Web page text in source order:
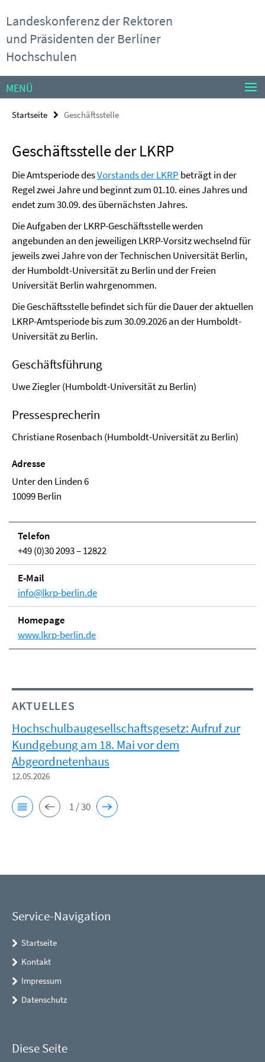
direkt
zu
Inhalt
Landeskonferenz der Rektoren
und Präsidenten der Berliner
Hochschulen
Service-
Navigation
MENÜ
Startseite Geschäftsstelle
Geschäftsstelle der LKRP
Die Amtsperiode desVorstands der LKRP beträgt in der
Regel zwei Jahre und beginnt zum 01.10. eines Jahres und
endet zum 30.09. des übernächsten Jahres.
Die Aufgaben der LKRP-Geschäftsstelle werden
angebunden an den jeweiligen LKRP-Vorsitz wechselnd für
jeweils zwei Jahre von der Technischen Universität Berlin,
der Humboldt-Universität zu Berlin und der Freien
Universität Berlin wahrgenommen.
Die Geschäftsstelle befindet sich für die Dauer der aktuellen
LKRP-Amtsperiode bis zum 30.09.2026 an der Humboldt-
Universität zu Berlin.
Geschäftsführung
Uwe Ziegler (Humboldt-Universität zu Berlin)
Pressesprecherin
Christiane Rosenbach (Humboldt-Universität zu Berlin)
Adresse
Unter den Linden 6
10099 Berlin
Telefon
+49 (0)30 2093 – 12822
E-Mail
info@lkrp-berlin.de
Home­page
www.lkrp-berlin.de
AKTUELLES
Hochschulbaugesellschaftsgesetz: Aufruf zur
Kundgebung am 18. Mai vor dem
Abgeordnetenhaus
12.05.2026
1 / 30
Service-Navigation
Startseite
Kontakt
Impressum
Datenschutz
Diese Seite